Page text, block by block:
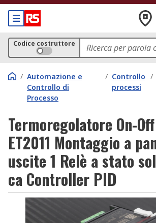
Codice costruttore
/ Automazione e
Controllo di
Processo
/ Controllo
processi
/
Termoregolatore On-
ET2011 Montaggio a
uscite 1 Relè a stato
ca Controller PID